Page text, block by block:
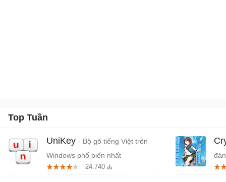
Top Tuần
UniKey - Bộ gõ tiếng Việt trên
Windows phổ biến nhất
24.740